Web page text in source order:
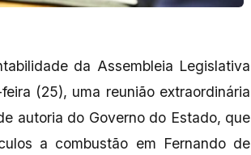
da Assembleia Legislativa
(25), uma reunião extraordinária
autoria do Governo do Estado, que
a combustão em Fernando de